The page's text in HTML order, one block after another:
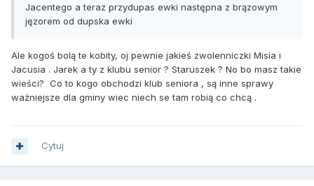
Jacentego a teraz przydupas ewki następna z brązowym
jęzorem od dupska ewki
Ale kogoś bolą te kobity, oj pewnie jakieś zwolenniczki Misia i
Jacusia . Jarek a ty z klubu senior ? Staruszek ? No bo masz takie
wieści? Co to kogo obchodzi klub seniora , są inne sprawy
ważniejsze dla gminy wiec niech se tam robią co chcą .
Cytuj